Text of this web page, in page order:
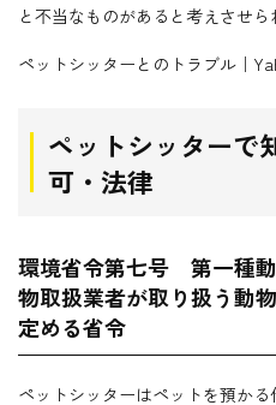
と不当なものがあると考えさせら
ペットシッターとのトラブル｜
ペットシッターで
可・法律
環境省令第七号 第一種
物取扱業者が取り扱う動
定める省令
ペットシッターはペットを預か